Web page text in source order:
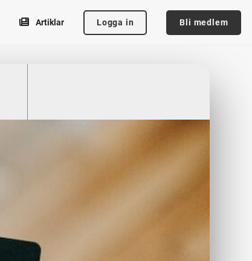
Artiklar Logga in Bli medlem